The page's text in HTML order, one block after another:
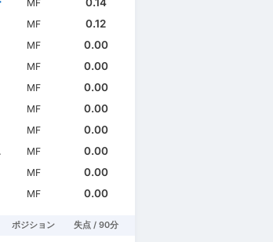
MF
0.14
MF
0.12
MF
0.00
MF
0.00
MF
0.00
MF
0.00
MF
0.00
MF
0.00
MF
0.00
MF 0.00
ポジション 失点 / 90分